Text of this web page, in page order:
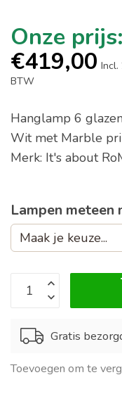
€419,00
BTW
Hanglamp 6
Wit met Marble
Merk: It's about
Lampen meteen
Gratis
Toevoegen om te